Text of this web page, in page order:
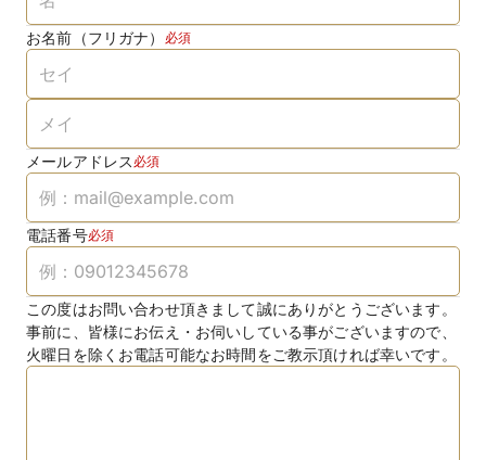
お名前（フリガナ） 必須
メールアドレス 必須
電話番号必須
この度はお問い合わせ頂きまして誠にありがとうございます。
事前に、皆様にお伝え・お伺いしている事がございますので、
火曜日を除くお電話可能なお時間をご教示頂ければ幸いです。